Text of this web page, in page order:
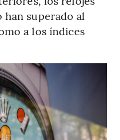
superado al
a los índices